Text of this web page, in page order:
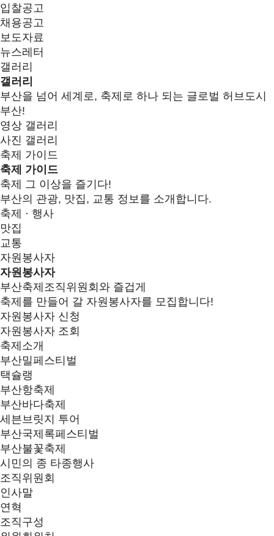
입찰공고
채용공고
보도자료
뉴스레터
갤러리
갤러리
부산을 넘어 세계로, 축제로 하나 되는 글로벌 허브도시
부산!
영상 갤러리
사진 갤러리
축제 가이드
축제 가이드
축제 그 이상을 즐기다!
부산의 관광, 맛집, 교통 정보를 소개합니다.
축제 · 행사
맛집
교통
자원봉사자
자원봉사자
부산축제조직위원회와 즐겁게
축제를 만들어 갈 자원봉사자를 모집합니다!
자원봉사자 신청
자원봉사자 조회
축제소개
부산밀페스티벌
택슐랭
부산항축제
부산바다축제
세븐브릿지 투어
부산국제록페스티벌
부산불꽃축제
시민의 종 타종행사
조직위원회
인사말
연혁
조직구성